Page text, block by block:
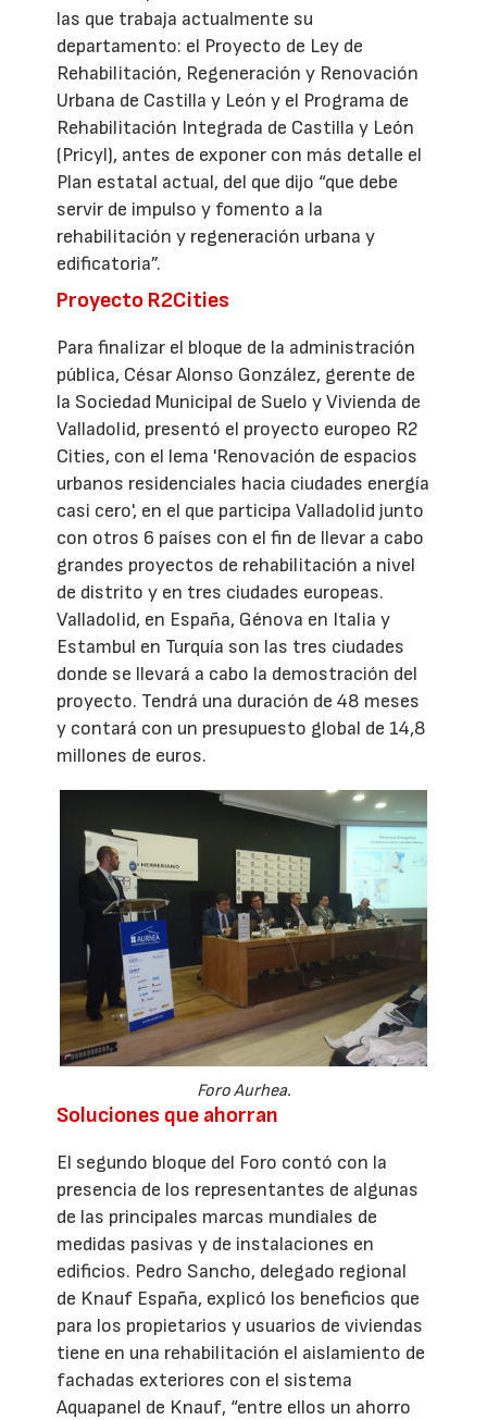
las que trabaja actualmente su
departamento: el Proyecto de Ley de
Rehabilitación, Regeneración y Renovación
Urbana de Castilla y León y el Programa de
Rehabilitación Integrada de Castilla y León
(Pricyl), antes de exponer con más detalle el
Plan estatal actual, del que dijo “que debe
servir de impulso y fomento a la
rehabilitación y regeneración urbana y
edificatoria”.
Proyecto R2Cities
Para finalizar el bloque de la administración
pública, César Alonso González, gerente de
la Sociedad Municipal de Suelo y Vivienda de
Valladolid, presentó el proyecto europeo R2
Cities, con el lema 'Renovación de espacios
urbanos residenciales hacia ciudades energía
casi cero', en el que participa Valladolid junto
con otros 6 países con el fin de llevar a cabo
grandes proyectos de rehabilitación a nivel
de distrito y en tres ciudades europeas.
Valladolid, en España, Génova en Italia y
Estambul en Turquía son las tres ciudades
donde se llevará a cabo la demostración del
proyecto. Tendrá una duración de 48 meses
y contará con un presupuesto global de 14,8
millones de euros.
Foro Aurhea.
Soluciones que ahorran
El segundo bloque del Foro contó con la
presencia de los representantes de algunas
de las principales marcas mundiales de
medidas pasivas y de instalaciones en
edificios. Pedro Sancho, delegado regional
de Knauf España, explicó los beneficios que
para los propietarios y usuarios de viviendas
tiene en una rehabilitación el aislamiento de
fachadas exteriores con el sistema
Aquapanel de Knauf, “entre ellos un ahorro